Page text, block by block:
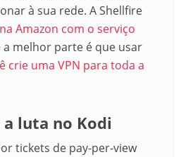
à sua rede. AShellfire
Amazon com o serviço
a melhor parte é que usar
crie uma VPN para toda a
a luta no Kodi
tickets de pay-per-view